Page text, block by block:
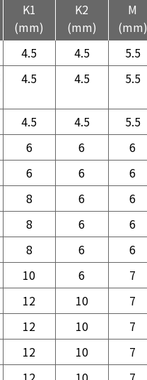
K1
(mm)
K2
(mm)
M
(mm)
4.5 4.5 5.5
4.5 4.5 5.5
4.5 4.5 5.5
6 6 6
6 6 6
8 6 6
8 6 6
8 6 6
10 6 7
12 10 7
12 10 7
12 10 7